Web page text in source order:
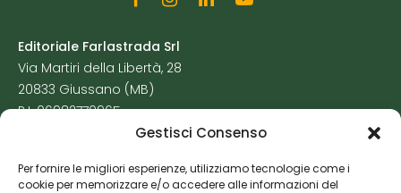
Gestisci Consenso
Per fornire le migliori esperienze, utilizziamo tecnologie come i
cookie per memorizzare e/o accedere alle informazioni del
Editoriale Farlastrada Srl
Via Martiri della Libertà, 28
20833 Giussano (MB)
P.I. 06982770965
Cookie Policy